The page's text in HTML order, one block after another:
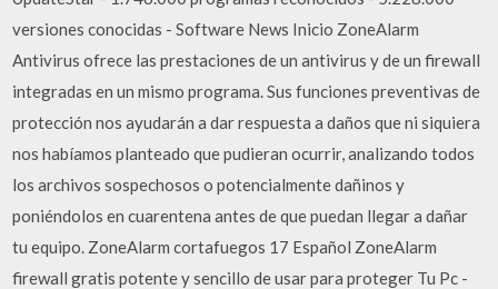
versiones conocidas - Software News Inicio ZoneAlarm
Antivirus ofrece las prestaciones de un antivirus y de un firewall
integradas en un mismo programa. Sus funciones preventivas de
protección nos ayudarán a dar respuesta a daños que ni siquiera
nos habíamos planteado que pudieran ocurrir, analizando todos
los archivos sospechosos o potencialmente dañinos y
poniéndolos en cuarentena antes de que puedan llegar a dañar
tu equipo. ZoneAlarm cortafuegos 17 Español ZoneAlarm
firewall gratis potente y sencillo de usar para proteger Tu Pc -